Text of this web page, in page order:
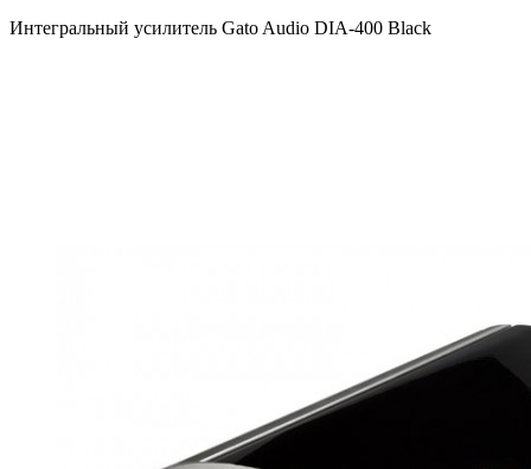
Интегральный усилитель Gato Audio DIA-400 Black